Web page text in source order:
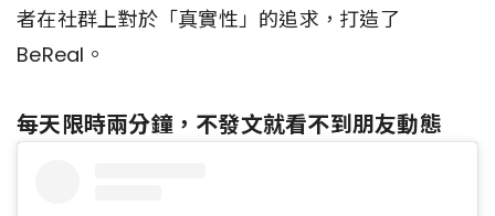
者在社群上對於「真實性」的追求，打造了
BeReal。
每天限時兩分鐘，不發文就看不到朋友動態